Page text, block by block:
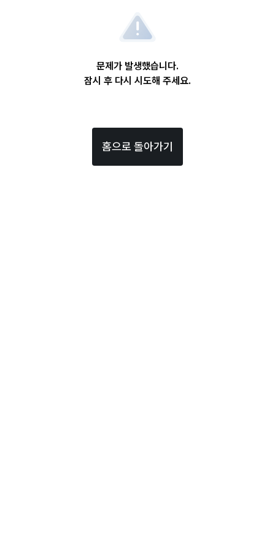
문제가 발생했습니다.
잠시 후 다시 시도해 주세요.
홈으로 돌아가기